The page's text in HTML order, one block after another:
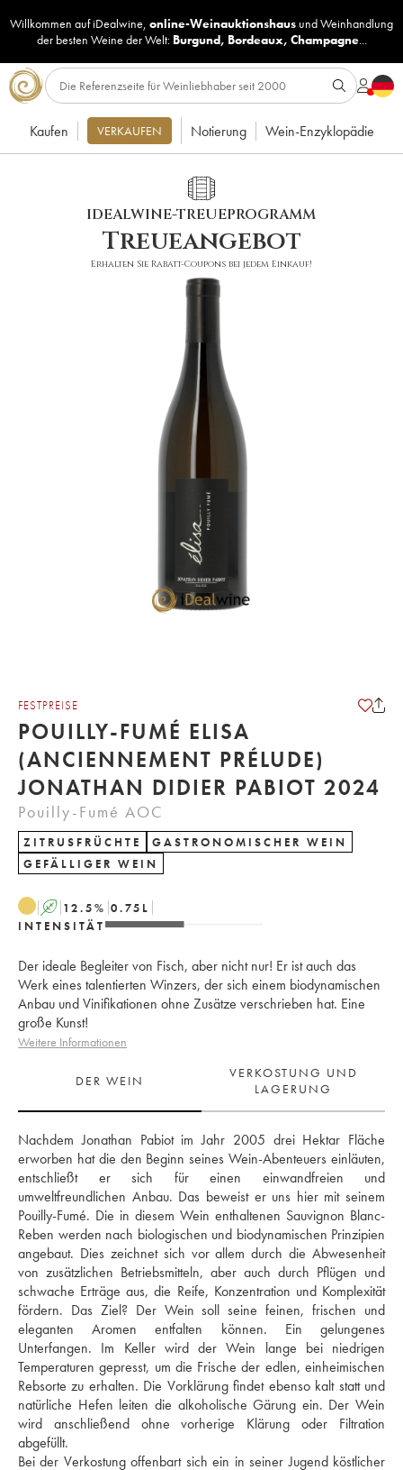
Willkommen auf iDealwine, online-Weinauktionshaus undWeinhandlung
der besten Weine der Welt: Burgund, Bordeaux, Champagne...
Kaufen VERKAUFEN Notierung Wein-Enzyklopädie
IDEALWINE-TREUEPROGRAMM
Treueangebot
Erhalten Sie Rabatt-Coupons bei jedem Einkauf!
FESTPREISE
POUILLY-FUMÉ ELISA
(ANCIENNEMENT PRÉLUDE)
JONATHAN DIDIER PABIOT 2024
Pouilly-Fumé AOC
ZITRUSFRÜCHTE
GASTRONOMISCHER WEIN
GEFÄLLIGER WEIN
A 12.5% 0.75 L
INTENSITÄT
Der ideale Begleiter von Fisch, aber nicht nur! Er ist auch das
Werk eines talentierten Winzers, der sich einem biodynamischen
Anbau und Vinifikationen ohne Zusätze verschrieben hat. Eine
große Kunst!
Weitere Informationen
DER WEIN
VERKOSTUNG UND
LAGERUNG
Nachdem Jonathan Pabiot im Jahr 2005 drei Hektar Fläche
erworben hat die den Beginn seines Wein-Abenteuers einläuten,
entschließt er sich für einen einwandfreien und
umweltfreundlichen Anbau. Das beweist er uns hier mit seinem
Pouilly-Fumé. Die in diesem Wein enthaltenen Sauvignon Blanc-
Reben werden nach biologischen und biodynamischen Prinzipien
angebaut. Dies zeichnet sich vor allem durch die Abwesenheit
von zusätzlichen Betriebsmitteln, aber auch durch Pflügen und
schwache Erträge aus, die Reife, Konzentration und Komplexität
fördern. Das Ziel? Der Wein soll seine feinen, frischen und
eleganten Aromen entfalten können. Ein gelungenes
Unterfangen. Im Keller wird der Wein lange bei niedrigen
Temperaturen gepresst, um die Frische der edlen, einheimischen
Rebsorte zu erhalten. Die Vorklärung findet ebenso kalt statt und
natürliche Hefen leiten die alkoholische Gärung ein. Der Wein
wird anschließend ohne vorherige Klärung oder Filtration
abgefüllt.
Bei der Verkostung offenbart sich ein in seiner Jugend köstlicher